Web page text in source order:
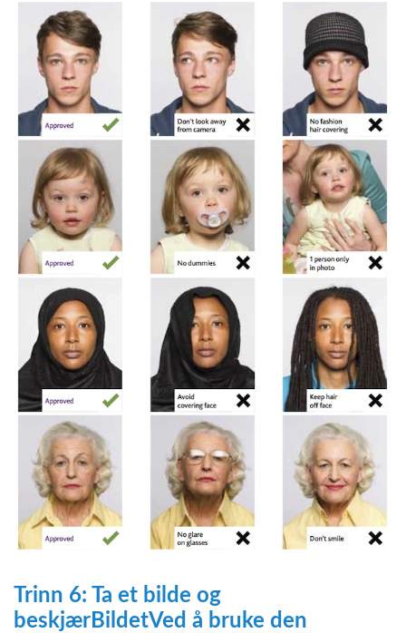
Trinn 6: Ta et bilde og
beskjær BildetVed å bruke den